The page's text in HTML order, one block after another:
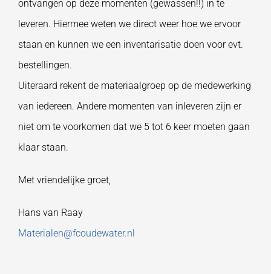
ontvangen op deze momenten (gewassen!!) in te
leveren. Hiermee weten we direct weer hoe we ervoor
staan en kunnen we een inventarisatie doen voor evt.
bestellingen.
Uiteraard rekent de materiaalgroep op de medewerking
van iedereen. Andere momenten van inleveren zijn er
niet om te voorkomen dat we 5 tot 6 keer moeten gaan
klaar staan.
Met vriendelijke groet,
Hans van Raay
Materialen@fcoudewater.nl